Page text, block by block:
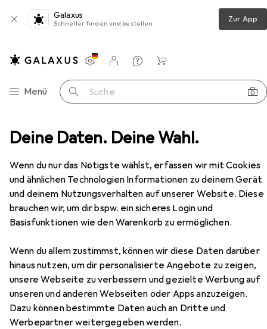
Deine Daten. Deine Wahl.
Wenn du nur das Nötigste wählst, erfassen wir mit Cookies
und ähnlichen Technologien Informationen zu deinem Gerät
und deinem Nutzungsverhalten auf unserer Website. Diese
brauchen wir, um dir bspw. ein sicheres Login und
Basisfunktionen wie den Warenkorb zu ermöglichen.
Wenn du allem zustimmst, können wir diese Daten darüber
hinaus nutzen, um dir personalisierte Angebote zu zeigen,
unsere Webseite zu verbessern und gezielte Werbung auf
unseren und anderen Webseiten oder Apps anzuzeigen.
Dazu können bestimmte Daten auch an Dritte und
Werbepartner weitergegeben werden.
Galaxus
Schneller finden und bestellen Zur App
Navigation nach Kategorien
Menü Suche
Einstellungen
Kundenkonto
Vergleichslisten
Merklisten
Warenkorb
Serverschrank InLine 19" Rack zur Wandmontage
EUR
51,90
InLine19" Rack zur Wandmontage
2 HE 4 HE
Wandmontage
Hier findest du passendes Zubehör zum Produkt InLine 19"
Rack zur Wandmontage aus der Kategorie Serverschrank
Zubehör.